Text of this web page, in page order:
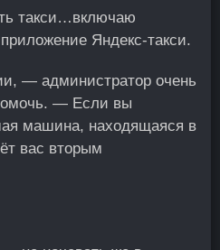
такси…включаю
Яндекс-такси.
— администратор очень
— Если вы
машина, находящаяся в
вас вторым